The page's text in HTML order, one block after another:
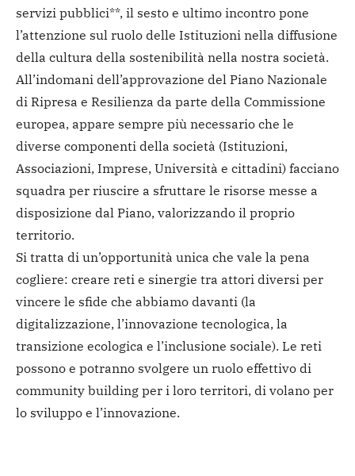
servizi pubblici**, il sesto e ultimo incontro pone
l’attenzione sul ruolo delle Istituzioni nella diffusione
della cultura della sostenibilità nella nostra società.
All’indomani dell’approvazione del Piano Nazionale
di Ripresa e Resilienza da parte della Commissione
europea, appare sempre più necessario che le
diverse componenti della società (Istituzioni,
Associazioni, Imprese, Università e cittadini) facciano
squadra per riuscire a sfruttare le risorse messe a
disposizione dal Piano, valorizzando il proprio
territorio.
Si tratta di un’opportunità unica che vale la pena
cogliere: creare reti e sinergie tra attori diversi per
vincere le sfide che abbiamo davanti (la
digitalizzazione, l’innovazione tecnologica, la
transizione ecologica e l’inclusione sociale). Le reti
possono e potranno svolgere un ruolo effettivo di
community building per i loro territori, di volano per
lo sviluppo e l’innovazione.